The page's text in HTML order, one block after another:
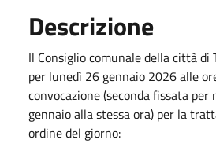
Descrizione
Il Consiglio comunale della città di
per lunedì 26 gennaio 2026 alle
convocazione (seconda fissata per
gennaio alla stessa ora) per la
ordine del giorno: